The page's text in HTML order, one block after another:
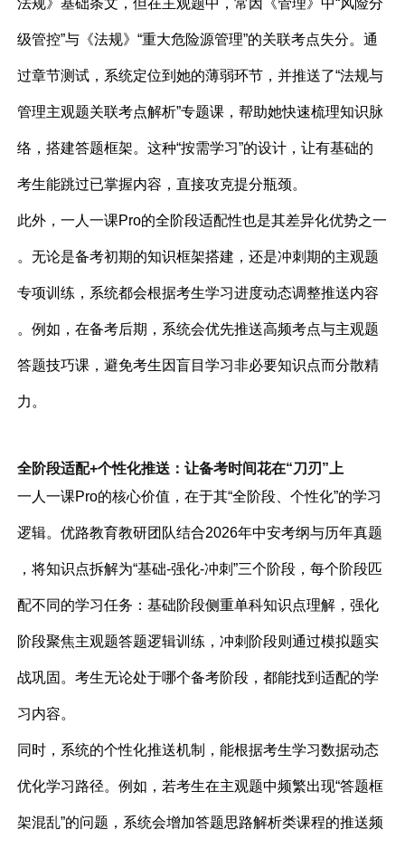
级管控”与《法规》“重大危险源管理”的关联考点失分。通
过章节测试，系统定位到她的薄弱环节，并推送了“法规与
管理主观题关联考点解析”专题课，帮助她快速梳理知识脉
络，搭建答题框架。这种“按需学习”的设计，让有基础的
考生能跳过已掌握内容，直接攻克提分瓶颈。
此外，一人一课Pro的全阶段适配性也是其差异化优势之一
。无论是备考初期的知识框架搭建，还是冲刺期的主观题
专项训练，系统都会根据考生学习进度动态调整推送内容
。例如，在备考后期，系统会优先推送高频考点与主观题
答题技巧课，避免考生因盲目学习非必要知识点而分散精
力。
全阶段适配+个性化推送：让备考时间花在“刀刃”上
一人一课Pro的核心价值，在于其“全阶段、个性化”的学习
逻辑。优路教育教研团队结合2026年中安考纲与历年真题
，将知识点拆解为“基础-强化-冲刺”三个阶段，每个阶段匹
配不同的学习任务：基础阶段侧重单科知识点理解，强化
阶段聚焦主观题答题逻辑训练，冲刺阶段则通过模拟题实
战巩固。考生无论处于哪个备考阶段，都能找到适配的学
习内容。
同时，系统的个性化推送机制，能根据考生学习数据动态
优化学习路径。例如，若考生在主观题中频繁出现“答题框
架混乱”的问题，系统会增加答题思路解析类课程的推送频